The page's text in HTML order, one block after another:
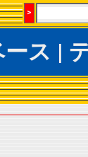
>
ス |